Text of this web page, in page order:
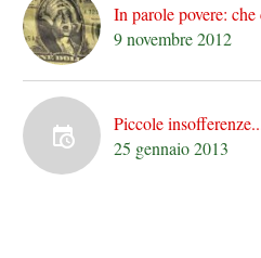
In parole povere:
9 novembre 2012
Piccole
25 gennaio 2013